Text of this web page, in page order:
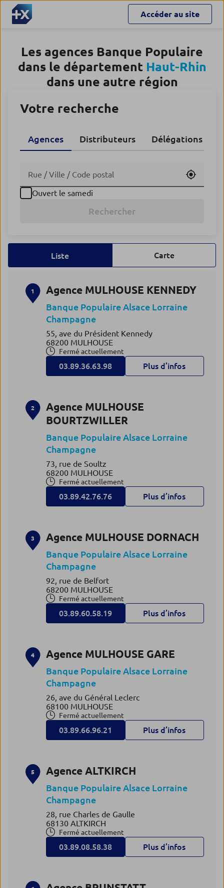
Accéder au site
Les agences Banque Populaire
dans le département Haut-Rhin
dans une autre région
Votre recherche
Agences Distributeurs Délégations
Utiliser
Ouvert le samedi
Rechercher
Liste Carte
1 Agence MULHOUSE KENNEDY
Banque Populaire Alsace Lorraine
Champagne
55, ave du Président Kennedy
68200 MULHOUSE
Fermé actuellement
03.89.36.63.98 Plus d’infos
2
Agence MULHOUSE
BOURTZWILLER
Banque Populaire Alsace Lorraine
Champagne
73, rue de Soultz
68200 MULHOUSE
Fermé actuellement
03.89.42.76.76 Plus d’infos
3 Agence MULHOUSE DORNACH
Banque Populaire Alsace Lorraine
Champagne
92, rue de Belfort
68200 MULHOUSE
Fermé actuellement
03.89.60.58.19 Plus d’infos
4 Agence MULHOUSE GARE
Banque Populaire Alsace Lorraine
Champagne
26, ave du Général Leclerc
68100 MULHOUSE
Fermé actuellement
03.89.66.96.21 Plus d’infos
5 Agence ALTKIRCH
Banque Populaire Alsace Lorraine
Champagne
28, rue Charles de Gaulle
68130 ALTKIRCH
Fermé actuellement
03.89.08.58.38 Plus d’infos